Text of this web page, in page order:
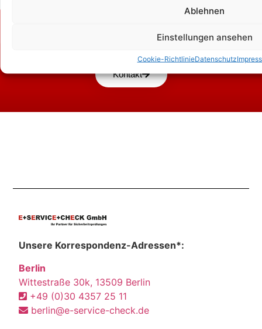
Ablehnen
Einstellungen ansehen
Cookie-RichtlinieDatenschutz
Zum Kontaktformular
Kontakt
Unsere Korrespondenz-Adressen*:
Berlin
Wittestraße 30k, 13509 Berlin
+49 (0)30 4357 25 11
berlin@e-service-check.de